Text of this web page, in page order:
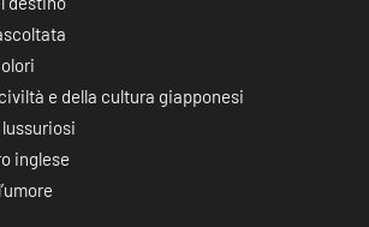
e della cultura giapponesi
inglese